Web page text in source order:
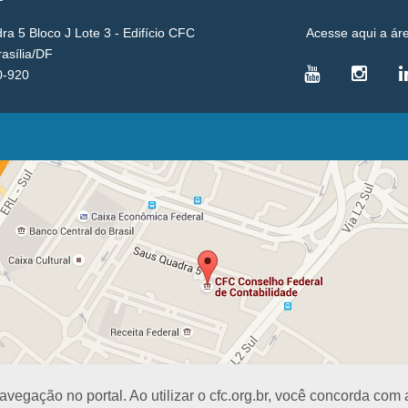
no portal. Ao utilizar o cfc.org.br, você concorda com
5 Bloco J Lote 3 - Edifício CFC
DF
920
Acesse aqui a
VICE-PRESIDÊNCIAS
Administrativa
Controle Interno
Desenvolvimento Profissional
Governança e Gestão Estratégica
Fiscalização, Ética e Disciplina
Técnica
Registro
PROJETOS E PROGRAMAS
Excelência na Contabilidade
Difusão Cultural